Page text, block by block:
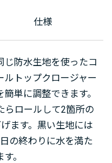
仕様
じ防水生地を使ったコ
ルトップクロージャー
単に調整できます。
らロールして2箇所の
ます。黒い生地には
の終わりに水を満た
。